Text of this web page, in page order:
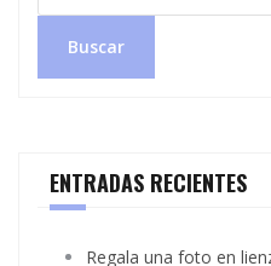
Buscar
ENTRADAS RECIENTES
Regala una foto en